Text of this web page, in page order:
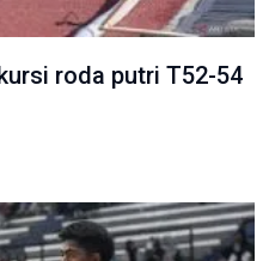
roda putri T52-54